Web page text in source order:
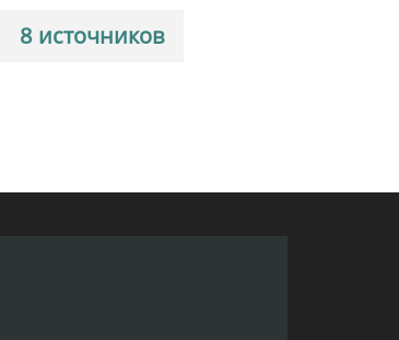
8 источников